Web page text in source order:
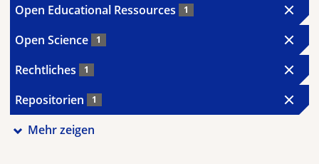
Open Educational Ressources 1
Open Science 1
Rechtliches 1
Repositorien 1
Mehr zeigen